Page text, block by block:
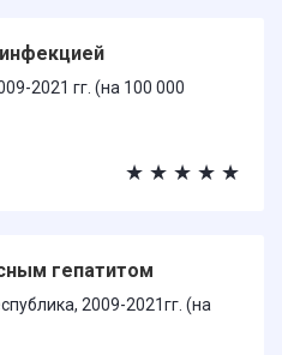
2021 гг. (на 100 000
★ ★ ★ ★ ★
гепатитом
2009-2021гг. (на